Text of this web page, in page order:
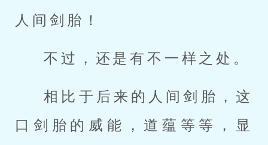
人间剑胎！
不过，还是有不一样之处。
相比于后来的人间剑胎，这
口剑胎的威能，道蕴等等，显